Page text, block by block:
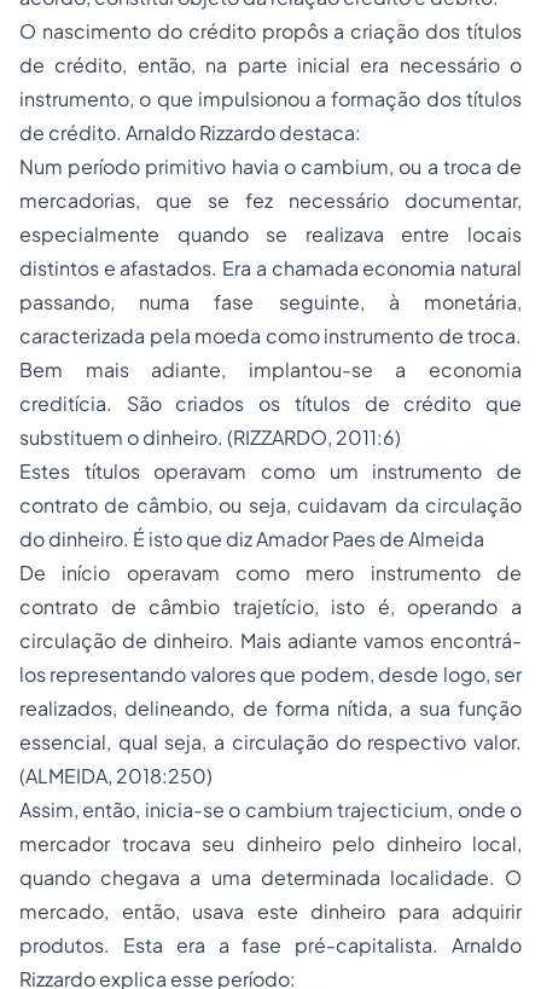
O nascimento do crédito propôs a criação dos títulos
de crédito, então, na parte inicial era necessário o
instrumento, o que impulsionou a formação dos títulos
de crédito. Arnaldo Rizzardo destaca:
Num período primitivo havia o cambium, ou a troca de
mercadorias, que se fez necessário documentar,
especialmente quando se realizava entre locais
distintos e afastados. Era a chamada economia natural
passando, numa fase seguinte, à monetária,
caracterizada pela moeda como instrumento de troca.
Bem mais adiante, implantou-se a economia
creditícia. São criados os títulos de crédito que
substituem o dinheiro. (RIZZARDO, 2011:6)
Estes títulos operavam como um instrumento de
contrato de câmbio, ou seja, cuidavam da circulação
do dinheiro. É isto que diz Amador Paes de Almeida
De início operavam como mero instrumento de
contrato de câmbio trajetício, isto é, operando a
circulação de dinheiro. Mais adiante vamos encontrá-
los representando valores que podem, desde logo, ser
realizados, delineando, de forma nítida, a sua função
essencial, qual seja, a circulação do respectivo valor.
(ALMEIDA, 2018:250)
Assim, então, inicia-se o cambium trajecticium, onde o
mercador trocava seu dinheiro pelo dinheiro local,
quando chegava a uma determinada localidade. O
mercado, então, usava este dinheiro para adquirir
produtos. Esta era a fase pré-capitalista. Arnaldo
Rizzardo explica esse período: